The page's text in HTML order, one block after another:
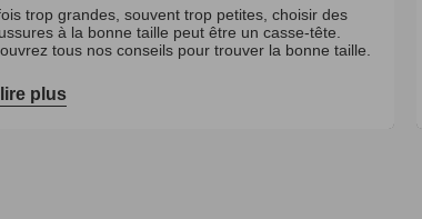
trop grandes, souvent trop petites, choisir des
à la bonne taille peut être un casse-tête.
tous nos conseils pour trouver la bonne taille.
plus